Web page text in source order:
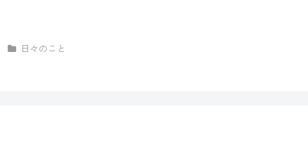
日々のこと